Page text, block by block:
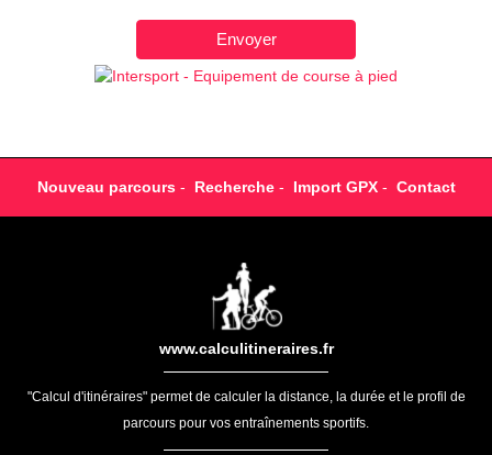
Nouveau parcours- Recherche- Import GPX- Contact
www.calculitineraires.fr
"Calcul d'itinéraires" permet de calculer la distance, la durée et le profil de
parcours pour vos entraînements sportifs.